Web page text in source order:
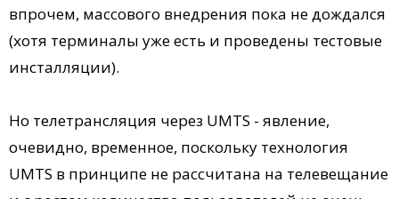
впрочем, массового внедрения пока не дождался
(хотя терминалы уже есть и проведены тестовые
инсталляции).
Но телетрансляция через UMTS - явление,
очевидно, временное, поскольку технология
UMTS в принципе не рассчитана на телевещание